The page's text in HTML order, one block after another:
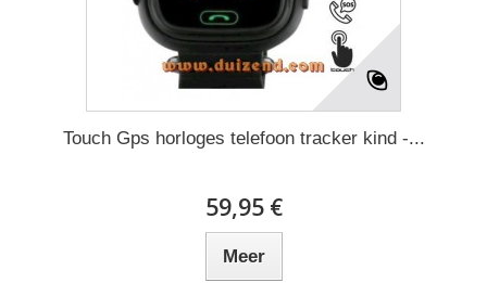
Touch Gps horloges telefoon tracker kind -...
59,95 €
Meer